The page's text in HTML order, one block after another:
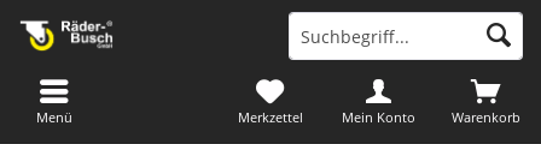
Warenkorb
Merkzettel Mein Konto
Menü